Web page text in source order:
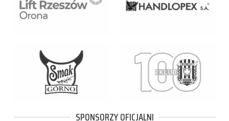
SPONSORZY OFICJALNI